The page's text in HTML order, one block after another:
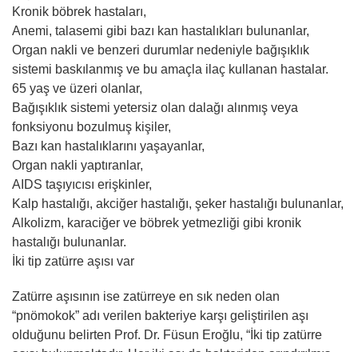
Kronik böbrek hastaları,
Anemi, talasemi gibi bazı kan hastalıkları bulunanlar,
Organ nakli ve benzeri durumlar nedeniyle bağışıklık
sistemi baskılanmış ve bu amaçla ilaç kullanan hastalar.
65 yaş ve üzeri olanlar,
Bağışıklık sistemi yetersiz olan dalağı alınmış veya
fonksiyonu bozulmuş kişiler,
Bazı kan hastalıklarını yaşayanlar,
Organ nakli yaptıranlar,
AIDS taşıyıcısı erişkinler,
Kalp hastalığı, akciğer hastalığı, şeker hastalığı bulunanlar,
Alkolizm, karaciğer ve böbrek yetmezliği gibi kronik
hastalığı bulunanlar.
İki tip zatürre aşısı var
Zatürre aşısının ise zatürreye en sık neden olan
“pnömokok” adı verilen bakteriye karşı geliştirilen aşı
olduğunu belirten Prof. Dr. Füsun Eroğlu, “İki tip zatürre